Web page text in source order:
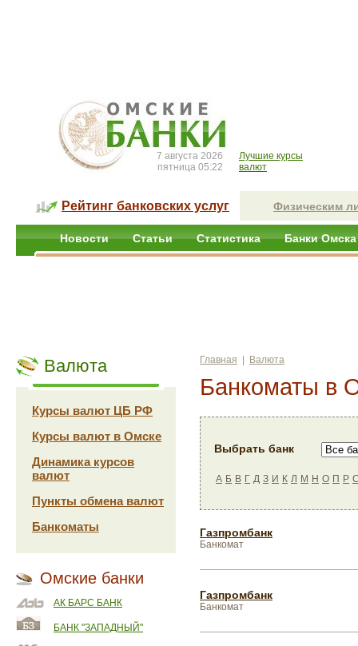
7 августа 2026
пятница 05:22
Лучшие курсы
валют
Рейтинг банковских услуг Физическим
Новости Статьи Статистика Банки Омска
Валюта
Курсы валют ЦБ РФ
Курсы валют в Омске
Динамика курсов
валют
Пункты обмена валют
Банкоматы
Омские банки
АК БАРС БАНК
БАНК "ЗАПАДНЫЙ"
Главная Валюта
Банкоматы в
Выбрать банк
А Б В Г Д З И К Л М Н О П Р
Газпромбанк
Банкомат
Газпромбанк
Банкомат